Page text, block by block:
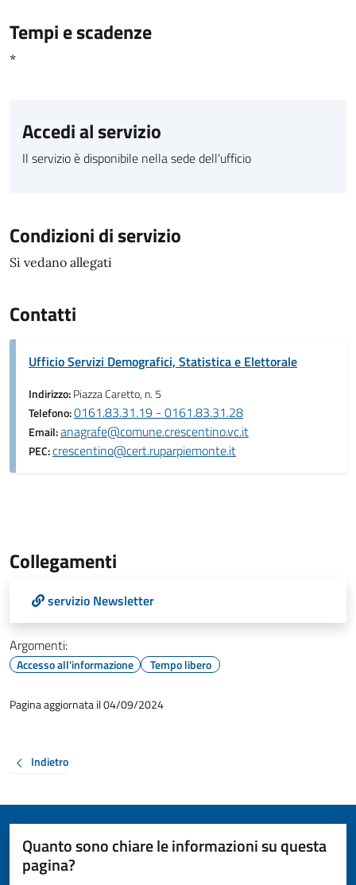
Tempi e scadenze
*
Accedi al servizio
Il servizio è disponibile nella sede dell'ufficio
Condizioni di servizio
Si vedano allegati
Contatti
Ufficio Servizi Demografici, Statistica e Elettorale
Indirizzo:Piazza Caretto, n. 5
Telefono:0161.83.31.19 - 0161.83.31.28
Email:anagrafe@comune.crescentino.vc.it
PEC:crescentino@cert.ruparpiemonte.it
Collegamenti
servizio Newsletter
Argomenti:
Accesso all'informazione Tempo libero
Pagina aggiornata il 04/09/2024
Indietro
Quanto sono chiare le informazioni su questa
pagina?